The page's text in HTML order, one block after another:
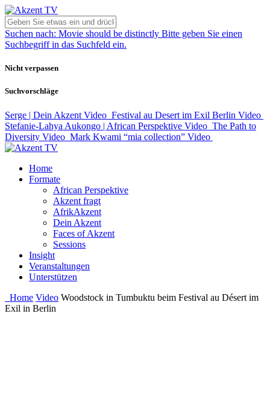
Suchen nach: Movie should be distinctly Bitte geben Sie einen
Suchbegriff in das Suchfeld ein.
Nicht verpassen
Suchvorschläge
Serge | Dein Akzent Video Festival au Desert im Exil Berlin Video
Stefanie-Lahya Aukongo | African Perspektive Video The Path to
Diversity Video Mark Kwami “mia collection” Video
Home
Formate
African Perspektive
Akzent fragt
AfrikAkzent
Dein Akzent
Faces of Akzent
Sessions
Insight
Veranstaltungen
Unterstützen
Home Video Woodstock in Tumbuktu beim Festival au Désert im
Exil in Berlin